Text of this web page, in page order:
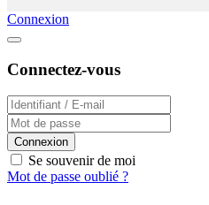
Connexion
Connectez-vous
Connexion
Se souvenir de moi
Mot de passe oublié ?